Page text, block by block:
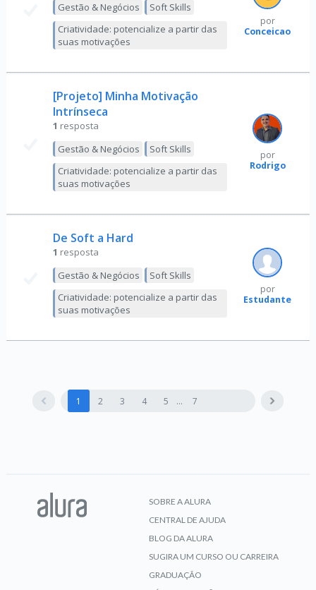
Gestão & Negócios
Soft Skills
Criatividade: potencialize a partir das
suas motivações
por
Conceicao
[Projeto] Minha Motivação
Intrínseca
1 resposta
Gestão & Negócios
Soft Skills
Criatividade: potencialize a partir das
suas motivações
por
Rodrigo
De Soft a Hard
1 resposta
Gestão & Negócios
Soft Skills
Criatividade: potencialize a partir das
suas motivações
por
Estudante
1 2 3 4 5 7
SOBRE A ALURA
CENTRAL DE AJUDA
BLOG DA ALURA
SUGIRA UM CURSO OU CARREIRA
GRADUAÇÃO